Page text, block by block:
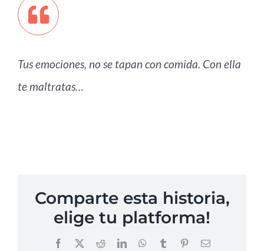
Tus emociones, no se tapan con comida. Con ella
te maltratas…
Comparte esta historia,
elige tu platforma!
Facebook RedditLinkedInWhatsApp
Tumblr PinterestCorreo